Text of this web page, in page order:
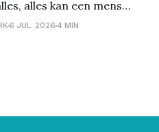
alles kan een mens
Een zingende merel, de
6 JUL. 2026 4 MIN